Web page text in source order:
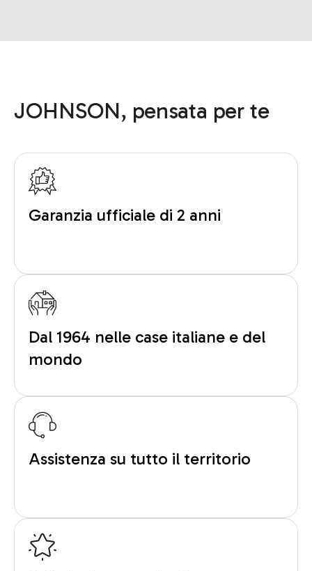
JOHNSON, pensata per te
Garanzia ufficiale di 2 anni
Dal 1964 nelle case italiane e del
mondo
Assistenza su tutto il territorio